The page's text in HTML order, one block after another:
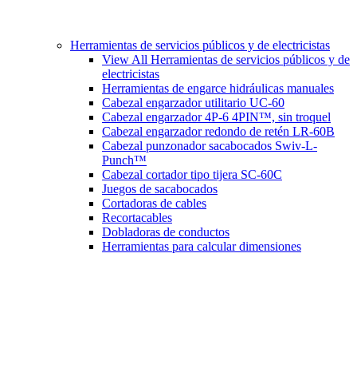
Herramientas de servicios públicos y de electricistas
View All Herramientas de servicios públicos y de
electricistas
Herramientas de engarce hidráulicas manuales
Cabezal engarzador utilitario UC-60
Cabezal engarzador 4P-6 4PIN™, sin troquel
Cabezal engarzador redondo de retén LR-60B
Cabezal punzonador sacabocados Swiv-L-
Punch™
Cabezal cortador tipo tijera SC-60C
Juegos de sacabocados
Cortadoras de cables
Recortacables
Dobladoras de conductos
Herramientas para calcular dimensiones